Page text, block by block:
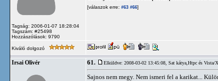
Tagság: 2006-01-07 18:28:04
Tagszám: #25498
Hozzászólások: 9790
[válaszok erre: #63 #66]
Kiváló dolgozó
Irsai Olivér 61. Elküldve: 2008-03-02 13:45:08, Sat kátya,Htpc és Vista/
Sajnos nem megy. Nem ismeri fel a karikat...